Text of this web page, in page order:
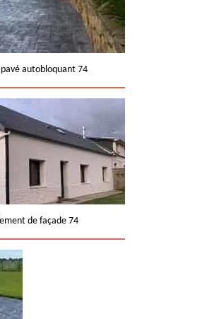
pavé autobloquant 74
de façade 74